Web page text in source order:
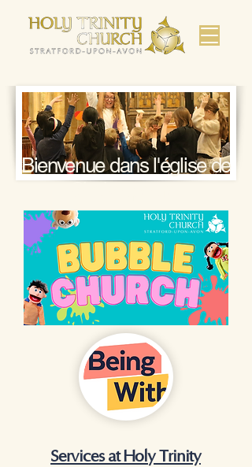
Bienvenue dans l'église de
Shakespeare.
Services at Holy Trinity